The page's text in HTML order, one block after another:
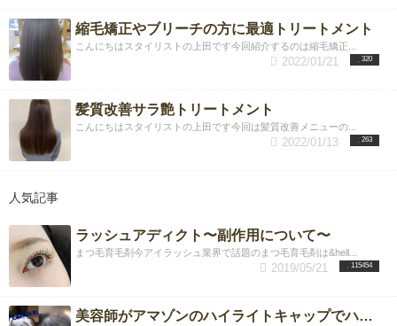
縮毛矯正やブリーチの方に最適トリートメント
こんにちはスタイリストの上田です今回紹介するのは縮毛矯正...
320
2022/01/21
髪質改善サラ艶トリートメント
こんにちはスタイリストの上田です今回は髪質改善メニューの...
263
2022/01/13
人気記事
ラッシュアディクト〜副作用について〜
まつ毛育毛剤今アイラッシュ業界で話題のまつ毛育毛剤は&hell...
115454
2019/05/21
美容師がアマゾンのハイライトキャップでハイライトを入れてみた！！